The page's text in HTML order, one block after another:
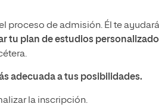
proceso de admisión. Él te
tu plan de estudios personalizado
adecuada a tus posibilidades.
la inscripción.